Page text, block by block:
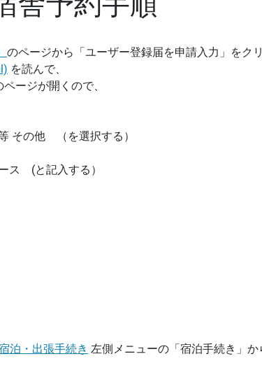
のページから「ユーザー登録届を申請入力」をク
を読んで、
ージが開くので、
その他 （を選択する）
ス (と記入する）
泊・出張手続き 左側メニューの「宿泊手続き」か